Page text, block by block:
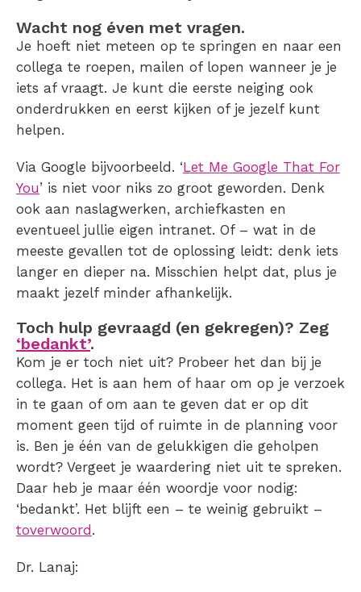
Wacht nog éven met vragen.
Je hoeft niet meteen op te springen en naar een
collega te roepen, mailen of lopen wanneer je je
iets af vraagt. Je kunt die eerste neiging ook
onderdrukken en eerst kijken of je jezelf kunt
helpen.
Via Google bijvoorbeeld. ‘Let Me Google That For
You’ is niet voor niks zo groot geworden. Denk
ook aan naslagwerken, archiefkasten en
eventueel jullie eigen intranet. Of – wat in de
meeste gevallen tot de oplossing leidt: denk iets
langer en dieper na. Misschien helpt dat, plus je
maakt jezelf minder afhankelijk.
Toch hulp gevraagd (en gekregen)? Zeg
‘bedankt’.
Kom je er toch niet uit? Probeer het dan bij je
collega. Het is aan hem of haar om op je verzoek
in te gaan of om aan te geven dat er op dit
moment geen tijd of ruimte in de planning voor
is. Ben je één van de gelukkigen die geholpen
wordt? Vergeet je waardering niet uit te spreken.
Daar heb je maar één woordje voor nodig:
‘bedankt’. Het blijft een – te weinig gebruikt –
toverwoord .
Dr. Lanaj: